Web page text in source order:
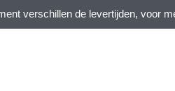
verschillen de levertijden, voor